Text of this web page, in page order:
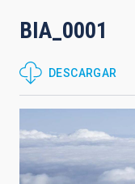
navegación
BIA_0001
DESCARGAR